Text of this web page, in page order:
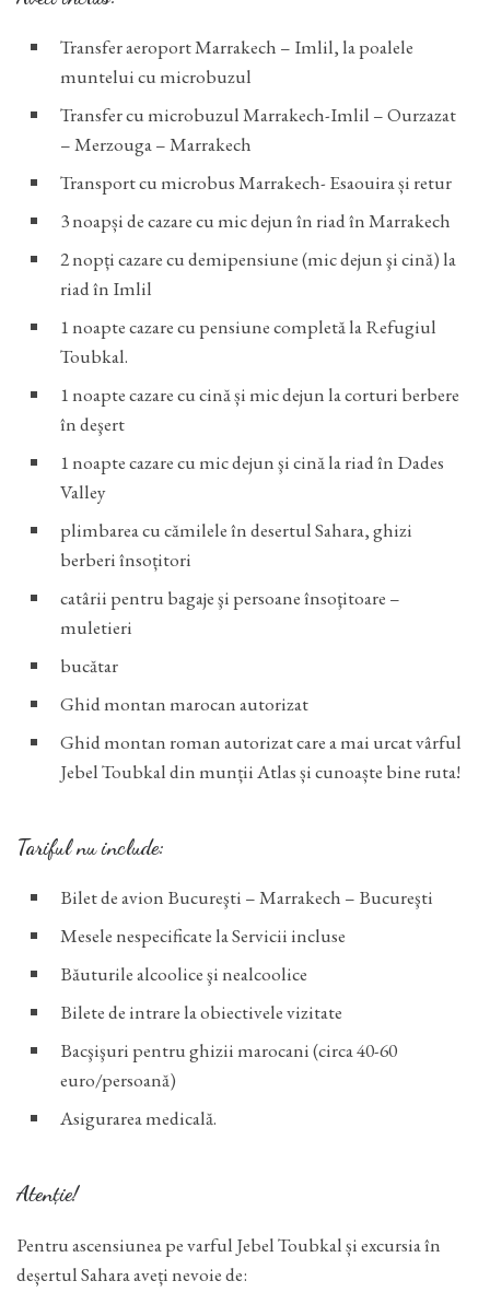
Transfer aeroport Marrakech – Imlil, la poalele
muntelui cu microbuzul
Transfer cu microbuzul Marrakech-Imlil – Ourzazat
– Merzouga – Marrakech
Transport cu microbus Marrakech- Esaouira și retur
3 noapși de cazare cu mic dejun în riad în Marrakech
2 nopți cazare cu demipensiune (mic dejun şi cină) la
riad în Imlil
1 noapte cazare cu pensiune completă la Refugiul
Toubkal.
1 noapte cazare cu cină și mic dejun la corturi berbere
în deşert
1 noapte cazare cu mic dejun şi cină la riad în Dades
Valley
plimbarea cu cămilele în desertul Sahara, ghizi
berberi însoțitori
catârii pentru bagaje şi persoane însoţitoare –
muletieri
bucătar
Ghid montan marocan autorizat
Ghid montan roman autorizat care a mai urcat vârful
Jebel Toubkal din munții Atlas și cunoaște bine ruta!
Tariful nu include:
Bilet de avion Bucureşti – Marrakech – Bucureşti
Mesele nespecificate la Servicii incluse
Băuturile alcoolice şi nealcoolice
Bilete de intrare la obiectivele vizitate
Bacşişuri pentru ghizii marocani (circa 40-60
euro/persoană)
Asigurarea medicală.
Atenție!
Pentru ascensiunea pe varful Jebel Toubkal și excursia în
deșertul Sahara aveți nevoie de: